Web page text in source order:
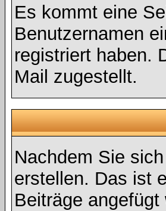
Es kommt eine
Benutzernamen
registriert haben.
Mail zugestellt.
Nachdem Sie
erstellen. Das ist
Beiträge